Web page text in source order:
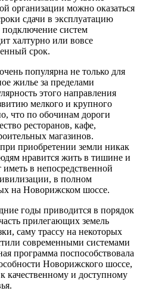
организации можно оказаться
сдачи в эксплуатацию
подключение систем
халтурно или вовсе
срок.
популярна не только для
жилье за пределами
этого направления
мелкого и крупного
что по обочинам дороги
ресторанов, кафе,
магазинов.
приобретении земли никак
нравится жить в тишине и
в непосредственной
в полном
на Новорижском шоссе.
годы приводится в порядок
прилегающих земель
саму трассу на некоторых
современными системами
программа поспособствовала
Новорижского шоссе,
качественному и доступному